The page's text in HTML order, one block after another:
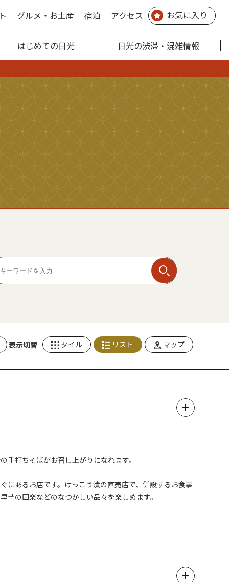
グルメ・お土産 宿泊 アクセス お気に入り
はじめての日光 日光の渋滞・混雑情報
表示切替 タイル リスト マップ
打ちそばがお召し上がりになれます。
にあるお店です。けっこう漬の直売店で、併設するお食事
の田楽などのなつかしい品々を楽しめます。